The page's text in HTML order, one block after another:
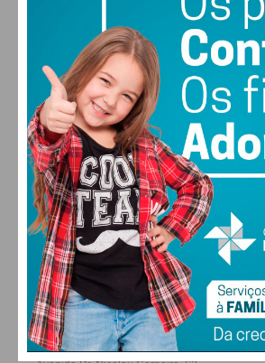
29°
QUI
30
SEX
29°
SÁB
FARMACIAS DE SERVIÇO
FERREIRA